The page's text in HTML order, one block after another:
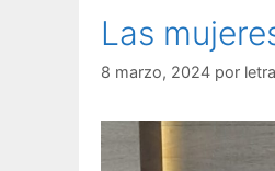
Las
8 marzo, 2024 por